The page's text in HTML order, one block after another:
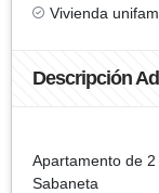
Vivienda
Descripción
Apartamento de
Sabaneta